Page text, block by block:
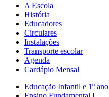
A Escola
História
Educadores
Circulares
Instalações
Transporte escolar
Agenda
Cardápio Mensal
Educação Infantil e 1º ano